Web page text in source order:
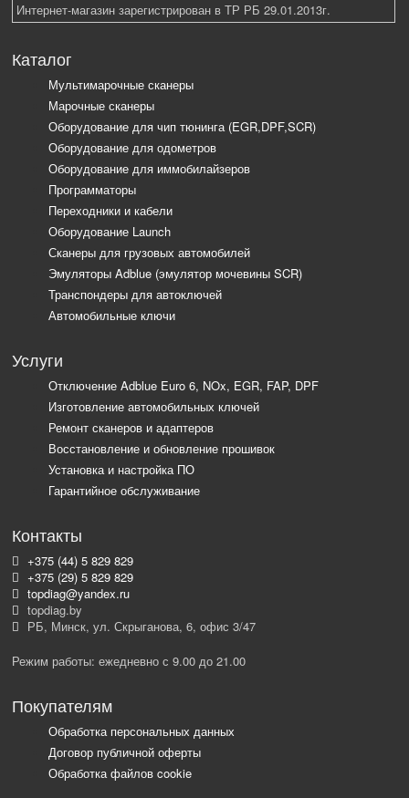
Интернет-магазин зарегистрирован в ТР РБ 29.01.2013г.
Каталог
Мультимарочные сканеры
Марочные сканеры
Оборудование для чип тюнинга (EGR,DPF,SCR)
Оборудование для одометров
Оборудование для иммобилайзеров
Программаторы
Переходники и кабели
Оборудование Launch
Сканеры для грузовых автомобилей
Эмуляторы Adblue (эмулятор мочевины SCR)
Транспондеры для автоключей
Автомобильные ключи
Услуги
Отключение Adblue Euro 6, NOx, EGR, FAP, DPF
Изготовление автомобильных ключей
Ремонт сканеров и адаптеров
Восстановление и обновление прошивок
Установка и настройка ПО
Гарантийное обслуживание
Контакты
+375 (44) 5 829 829
+375 (29) 5 829 829
topdiag@yandex.ru
topdiag.by
РБ, Минск, ул. Скрыганова, 6, офис 3/47
Режим работы: ежедневно с 9.00 до 21.00
Покупателям
Обработка персональных данных
Договор публичной оферты
Обработка файлов cookie